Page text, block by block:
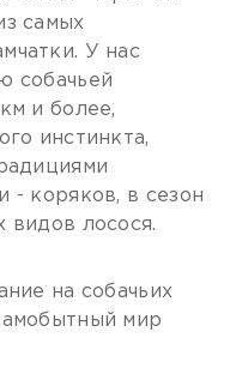
самых
У нас
собачьей
и более,
инстинкта,
- коряков, в сезон
видов лосося.
на собачьих
мир